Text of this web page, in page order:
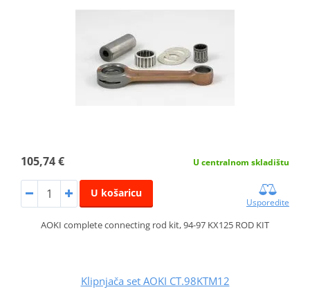
105,74 € U centralnom skladištu
U košaricu
Usporedite
AOKI complete connecting rod kit, 94-97 KX125 ROD KIT
Klipnjača set AOKI CT.98KTM12